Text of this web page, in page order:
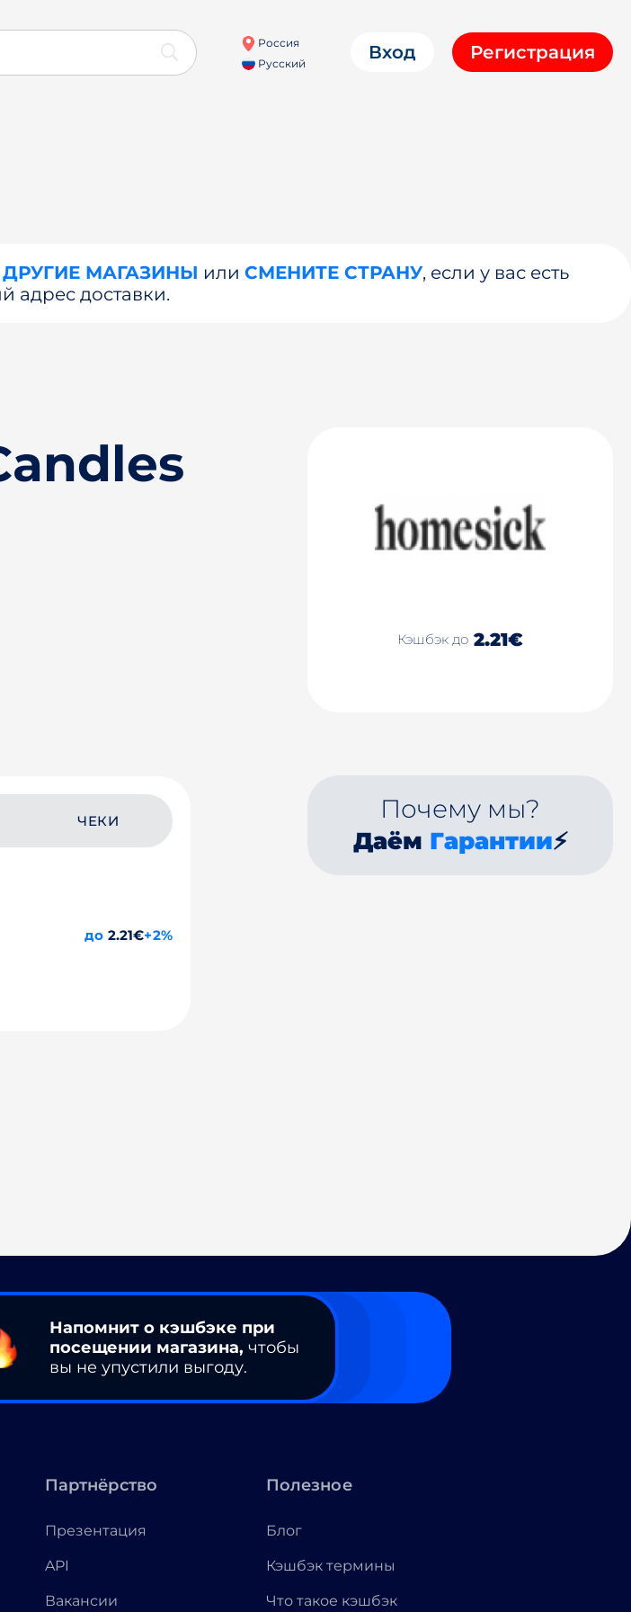
Россия
Русский
Вход Регистрация
ДРУГИЕ МАГАЗИНЫ или СМЕНИТЕ СТРАНУ, если у вас есть
адрес доставки.
Кэшбэк до 2.21€
ЧЕКИ
до 2.21€+2%
Почему мы?
Даём Гарантии⚡
Напомнит о кэшбэке при
посещении магазина, чтобы
вы не упустили выгоду.
Партнёрство
Презентация
API
Вакансии
Полезное
Блог
Кэшбэк термины
Что такое кэшбэк